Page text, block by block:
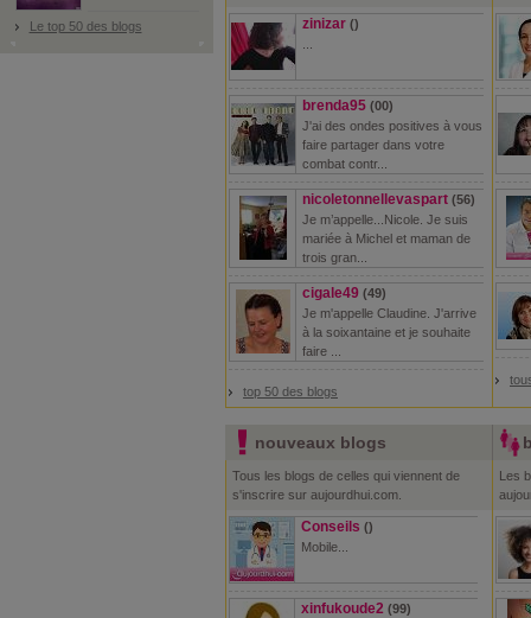
Le top 50 des blogs zinizar ()
brenda95 (00)
J'ai des ondes positives à vous
faire partager dans votre
combat contr...
nicoletonnellevaspart (56)
Je m’appelle...Nicole. Je suis
mariée à Michel et maman de
trois gran...
cigale49 (49)
Je m'appelle Claudine. J'arrive
à la soixantaine et je souhaite
faire ...
top 50 des blogs
nouveaux blogs
Tous les blogs de celles qui viennent de
s'inscrire sur aujourdhui.com.
Les
Conseils ()
Mobile...
xinfukoude2 (99)